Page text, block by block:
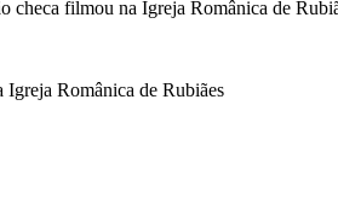
checa filmou na Igreja Românica de
Românica de Rubiães